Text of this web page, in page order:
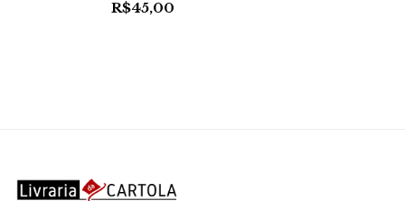
R$45,00